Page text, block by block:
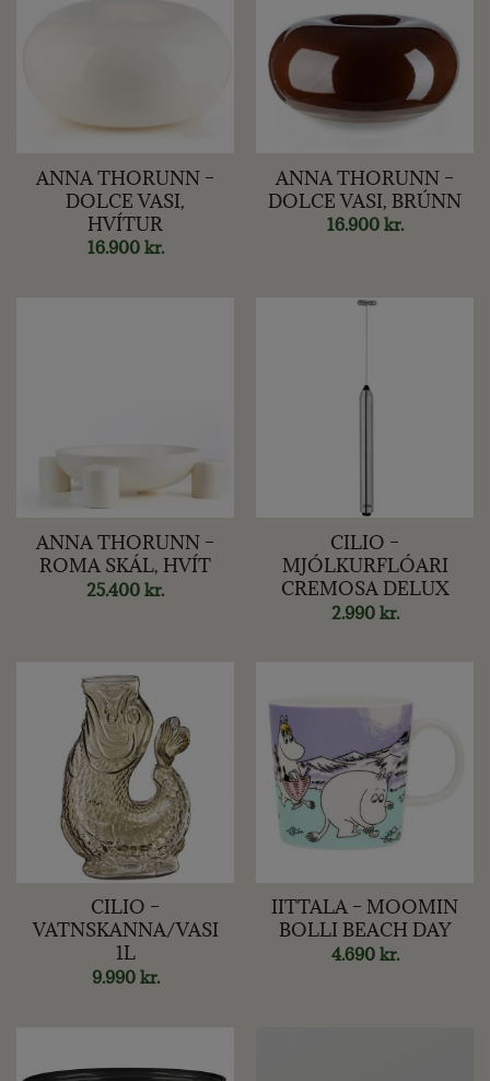
ANNA THORUNN –
DOLCE VASI,
HVÍTUR
16.900 kr.
ANNA THORUNN –
DOLCE VASI, BRÚNN
16.900 kr.
ANNA THORUNN –
ROMA SKÁL, HVÍT
25.400 kr.
CILIO –
MJÓLKURFLÓARI
CREMOSA DELUX
2.990 kr.
CILIO –
VATNSKANNA/VASI
1L
9.990 kr.
IITTALA – MOOMIN
BOLLI BEACH DAY
4.690 kr.